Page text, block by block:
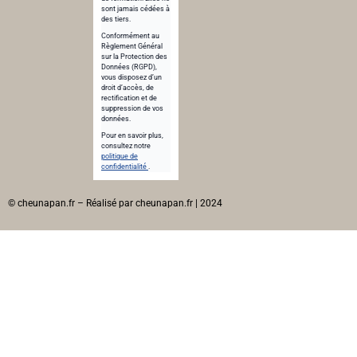
sont jamais cédées à
des tiers.
Conformément au
Règlement Général
sur la Protection des
Données (RGPD),
vous disposez d’un
droit d’accès, de
rectification et de
suppression de vos
données.
Pour en savoir plus,
consultez notre
politique de
confidentialité
© cheunapan.fr – Réalisé par cheunapan.fr | 2024